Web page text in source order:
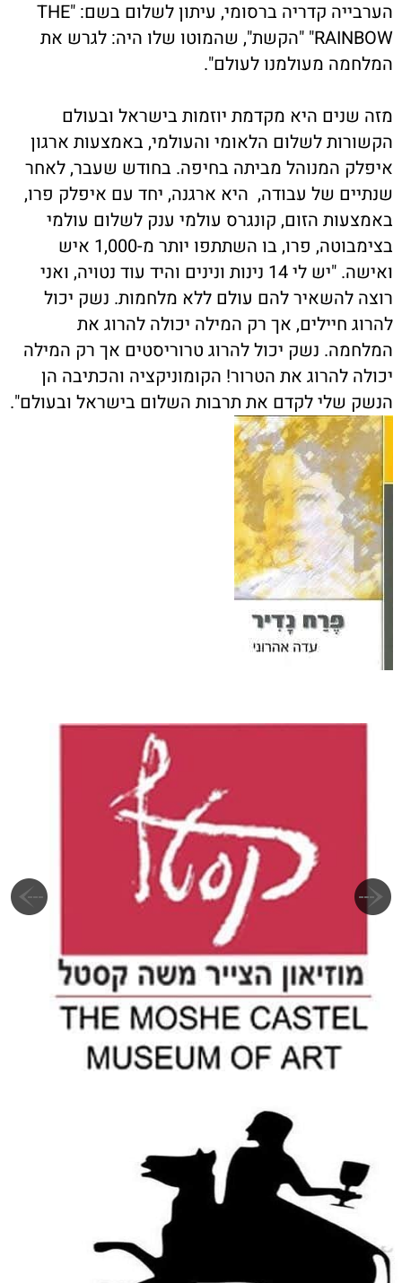
הערבייה קדריה ברסומי, עיתון לשלום בשם: "THE
RAINBOW" "הקשת", שהמוטו שלו היה: לגרש את
המלחמה מעולמנו לעולם".
מזה שנים היא מקדמת יוזמות בישראל ובעולם
הקשורות לשלום הלאומי והעולמי, באמצעות ארגון
איפלק המנוהל מביתה בחיפה. בחודש שעבר, לאחר
שנתיים של עבודה, היא ארגנה, יחד עם איפלק פרו,
באמצעות הזום, קונגרס עולמי ענק לשלום עולמי
בצימבוטה, פרו, בו השתתפו יותר מ-1,000 איש
ואישה. "יש לי 14 נינות ונינים והיד עוד נטויה, ואני
רוצה להשאיר להם עולם ללא מלחמות. נשק יכול
להרוג חיילים, אך רק המילה יכולה להרוג את
המלחמה. נשק יכול להרוג טרוריסטים אך רק המילה
יכולה להרוג את הטרור! הקומוניקציה והכתיבה הן
הנשק שלי לקדם את תרבות השלום בישראל ובעולם".